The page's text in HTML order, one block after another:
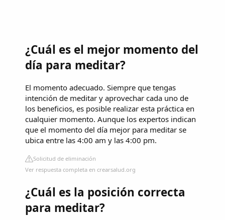
¿Cuál es el mejor momento del
día para meditar?
El momento adecuado. Siempre que tengas
intención de meditar y aprovechar cada uno de
los beneficios, es posible realizar esta práctica en
cualquier momento. Aunque los expertos indican
que el momento del día mejor para meditar se
ubica entre las 4:00 am y las 4:00 pm.
Solicitud de eliminación
Ver respuesta completa en crearsalud.org
¿Cuál es la posición correcta
para meditar?